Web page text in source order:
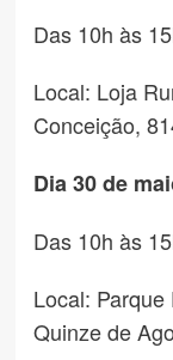
Das 10h às
Local: Loja
Conceição,
Dia 30 de
Das 10h às
Local:
Quinze de